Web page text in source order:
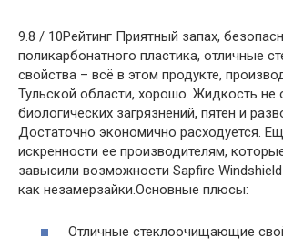
9.8 / 10Рейтинг Приятный запах,
поликарбонатного пластика, отличные
свойства – всё в этом продукте,
Тульской области, хорошо. Жидкость не
биологических загрязнений, пятен и
Достаточно экономично расходуется.
искренности ее производителям,
завысили возможности Sapfire
как незамерзайки.Основные плюсы:
Отличные стеклоочищающие